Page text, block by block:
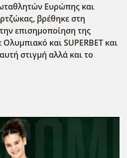
Ευρώπης και
βρέθηκε στη
επισημοποίηση της
και SUPERBET και
στιγμή αλλά και το